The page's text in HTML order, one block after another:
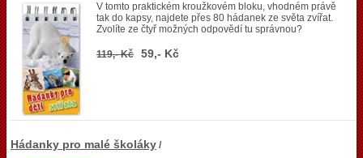
V tomto praktickém kroužkovém bloku, vhodném právě
tak do kapsy, najdete přes 80 hádanek ze světa zvířat.
Zvolíte ze čtyř možných odpovědí tu správnou?
119,- Kč 59,- Kč
Hádanky pro malé školáky /